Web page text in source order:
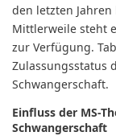
den letzten
Mittlerweile steht
zur Verfügung.
Zulassungsstatus
Schwangerschaft.
Einfluss der MS-
Schwangerschaft